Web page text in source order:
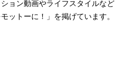
ョン動画やライフスタイルなど
ットーに！」を掲げています。